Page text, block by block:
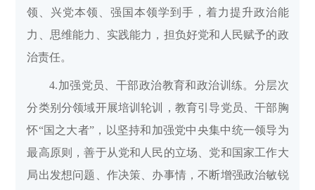
领、兴党本领、强国本领学到手，着力提升政治能
力、思维能力、实践能力，担负好党和人民赋予的政
治责任。
4.加强党员、干部政治教育和政治训练。分层次
分类别分领域开展培训轮训，教育引导党员、干部胸
怀“国之大者”，以坚持和加强党中央集中统一领导为
最高原则，善于从党和人民的立场、党和国家工作大
局出发想问题、作决策、办事情，不断增强政治敏锐